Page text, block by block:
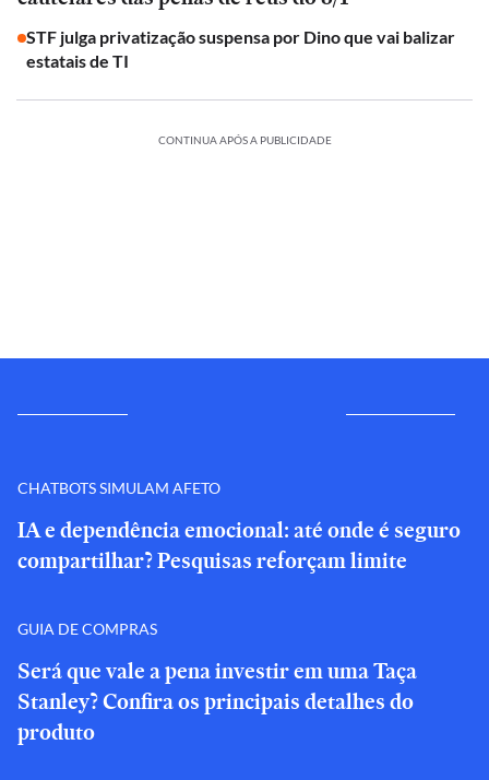
STF julga privatização suspensa por Dino que vai balizar
estatais de TI
CONTINUA APÓS A PUBLICIDADE
CHATBOTS SIMULAM AFETO
IA e dependência emocional: até onde é seguro
compartilhar? Pesquisas reforçam limite
GUIA DE COMPRAS
Será que vale a pena investir em uma Taça
Stanley? Confira os principais detalhes do
produto